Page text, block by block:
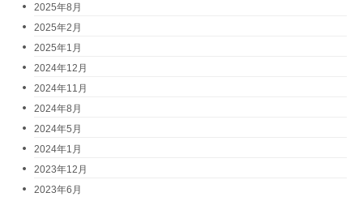
2025年8月
2025年2月
2025年1月
2024年12月
2024年11月
2024年8月
2024年5月
2024年1月
2023年12月
2023年6月